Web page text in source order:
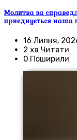
Молитва за
приєднується наша
16 Липня,
2 хв Читати
0 Поширили